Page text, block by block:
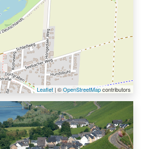
Leaflet | ©OpenStreetMapcontributors